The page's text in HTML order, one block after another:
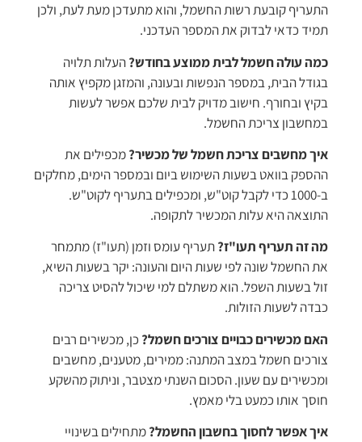
התעריף קובעת רשות החשמל, והוא מתעדכן מעת לעת, ולכן
תמיד כדאי לבדוק את המספר העדכני.
כמה עולה חשמל לבית ממוצע בחודש?העלות תלויה
בגודל הבית, במספר הנפשות ובעונה, והמזגן מקפיץ אותה
בקיץ ובחורף. חישוב מדויק לבית שלכם אפשר לעשות
במחשבון צריכת החשמל.
איך מחשבים צריכת חשמל של מכשיר?מכפילים את
ההספק בוואט בשעות השימוש ביום ובמספר הימים, מחלקים
ב-1000 כדי לקבל קוט"ש, ומכפילים בתעריף לקוט"ש.
התוצאה היא עלות המכשיר לתקופה.
מה זה תעריף תעו"ז?תעריף עומס וזמן (תעו"ז) מתמחר
את החשמל שונה לפי שעות היום והעונה: יקר בשעות השיא,
זול בשעות השפל. הוא משתלם למי שיכול להסיט צריכה
כבדה לשעות הזולות.
האם מכשירים כבויים צורכים חשמל? כן, מכשירים רבים
צורכים חשמל במצב המתנה: ממירים, מטענים, מחשבים
ומכשירים עם שעון. הסכום השנתי מצטבר, וניתוק מהשקע
חוסך אותו כמעט בלי מאמץ.
איך אפשר לחסוך בחשבון החשמל?מתחילים בשינויי